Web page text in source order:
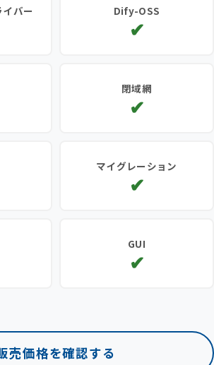
バー
インスト
Dify-OSS
✔
セルフホストに最適なOSS版の
Dify Community Editionを採用。
版
閉域網
✔
ることにより、データを保護しな
がら安全に自社の生成AIを運用。
書の登
マイグレーション
✔
移行に対応。簡単に運用先のDifyの
。
GUI
✔
リーに。
売価格を確認する